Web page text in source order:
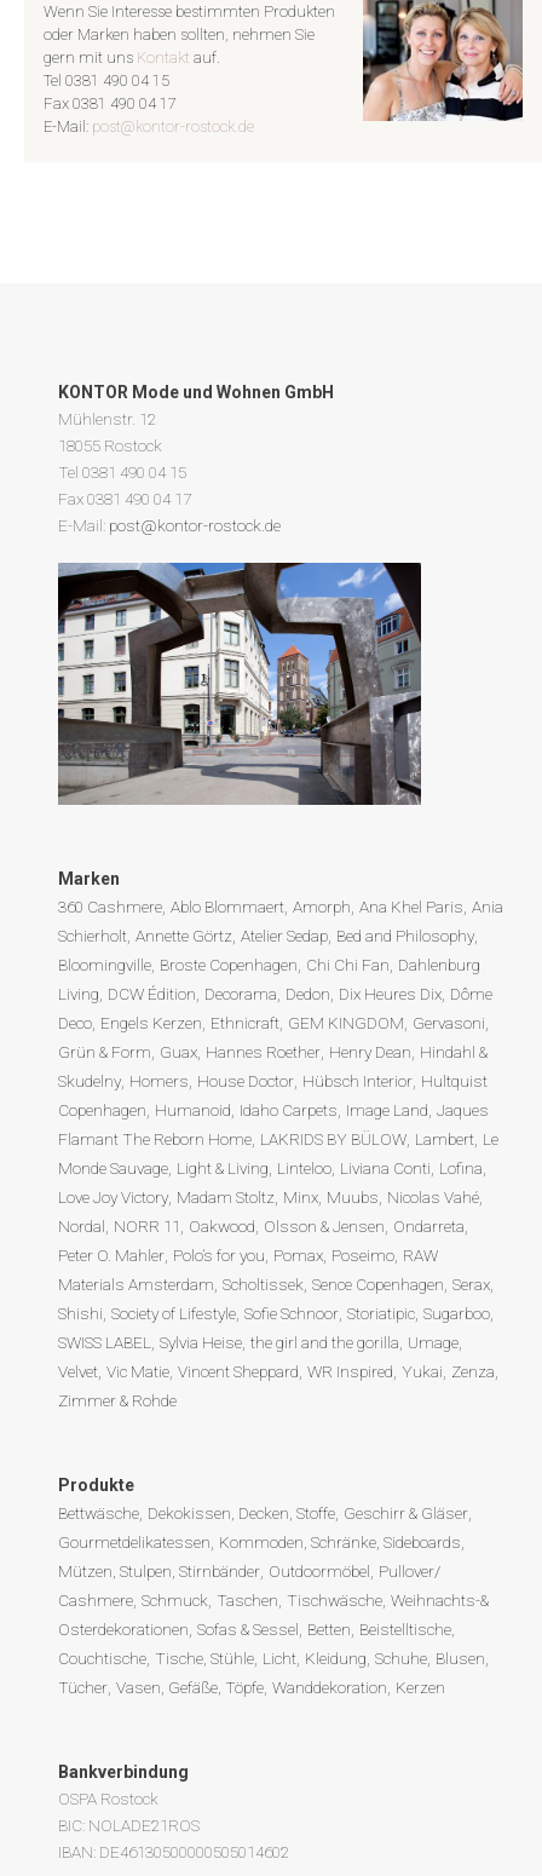
Wenn Sie Interesse bestimmten Produkten
oder Marken haben sollten, nehmen Sie
gern mit uns Kontakt auf.
Tel 0381 490 04 15
Fax 0381 490 04 17
E-Mail: post@kontor-rostock.de
KONTOR Mode und Wohnen GmbH
Mühlenstr. 12
18055 Rostock
Tel 0381 490 04 15
Fax 0381 490 04 17
E-Mail: post@kontor-rostock.de
Marken
360 Cashmere Ablo Blommaert Amorph Ana Khel Paris Ania
Schierholt Annette Görtz Atelier Sedap Bed and Philosophy
Bloomingville Broste Copenhagen Chi Chi Fan Dahlenburg
Living DCW Édition Decorama Dedon Dix Heures Dix Dôme
Deco Engels Kerzen Ethnicraft GEM KINGDOM Gervasoni
Grün & Form Guax Hannes Roether Henry Dean Hindahl &
Skudelny Homers House Doctor Hübsch Interior Hultquist
Copenhagen Humanoid Idaho Carpets Image Land Jaques
Flamant The Reborn Home LAKRIDS BY BÜLOW Lambert Le
Monde Sauvage Light & Living Linteloo Liviana Conti Lofina
Love Joy Victory Madam Stoltz Minx Muubs Nicolas Vahé
Nordal NORR 11 Oakwood Olsson & Jensen Ondarreta
Peter O. Mahler Polo’s for you Pomax Poseimo RAW
Materials Amsterdam Scholtissek Sence Copenhagen Serax
Shishi Society of Lifestyle Sofie Schnoor Storiatipic Sugarboo
SWISS LABEL
Sylvia Heise the girl and the gorilla Umage
Velvet Vic Matie Vincent Sheppard WR Inspired Yukai Zenza
Zimmer & Rohde
Produkte
Bettwäsche Dekokissen, Decken, Stoffe Geschirr & Gläser
Gourmetdelikatessen Kommoden, Schränke, Sideboards
Mützen, Stulpen, Stirnbänder Outdoormöbel Pullover/
Cashmere Schmuck Taschen Tischwäsche Weihnachts-&
Osterdekorationen Sofas & Sessel Betten Beistelltische,
Couchtische Tische, Stühle Licht Kleidung Schuhe Blusen
Tücher Vasen, Gefäße, Töpfe Wanddekoration Kerzen
Bankverbindung
OSPA Rostock
BIC: NOLADE21ROS
IBAN: DE46130500000505014602